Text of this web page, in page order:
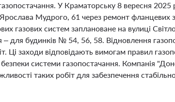
У Краматорську 8 вересня 2025
Мудрого, 61 через ремонт фланцевих
газових систем заплановане на вулиці
для будинків № 54, 56, 58. Відновлення
Ці заходи відповідають вимогам правил
системи газопостачання. Компанія
таких робіт для забезпечення